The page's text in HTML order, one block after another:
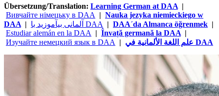
Übersetzung/Translation: Learning German at DAA |
Вивчайте німецьку в DAA
| Nauka jezyka niemieckiego w
DAA | آلمانی بیآموزید با DAA | DAA´da Almanca öğrenmek |
Estudiar alemán en la DAA
| Învață germană la DAA |
Изучайте немецкий язык в DAA
| علم اللغة الألمانية في DAA